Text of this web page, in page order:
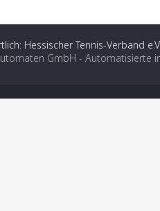
Hessischer Tennis-Verband
GmbH - Automatisierte